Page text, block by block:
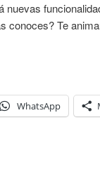
nuevas
conoces? Te
WhatsApp